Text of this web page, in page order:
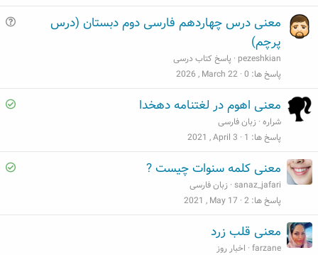
e
معنی درس چهاردهم فارسی دوم دبستان (درس
پرچم)
pezeshkian پاسخ کتاب درسی
پاسخ ها 0
2026 , March 22
S
e
معنی اهوم در لغتنامه دهخدا
شراره زبان فارسی
پاسخ ها 1
2021 , April 3
S
معنی کلمه سنوات چیست ?
sanaz_jafari زبان فارسی
پاسخ ها 2
2021 , May 17
معنی قلب زرد
farzane اخبار روز